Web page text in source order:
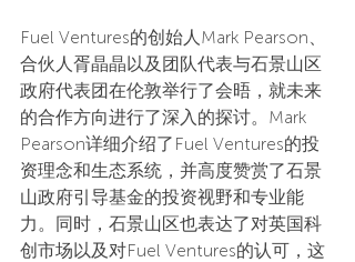
Fuel Ventures的创始人Mark Pearson、
合伙人胥晶晶以及团队代表与石景山区
政府代表团在伦敦举行了会晤，就未来
的合作方向进行了深入的探讨。Mark
Pearson详细介绍了Fuel Ventures的投
资理念和生态系统，并高度赞赏了石景
山政府引导基金的投资视野和专业能
力。同时，石景山区也表达了对英国科
创市场以及对Fuel Ventures的认可，这